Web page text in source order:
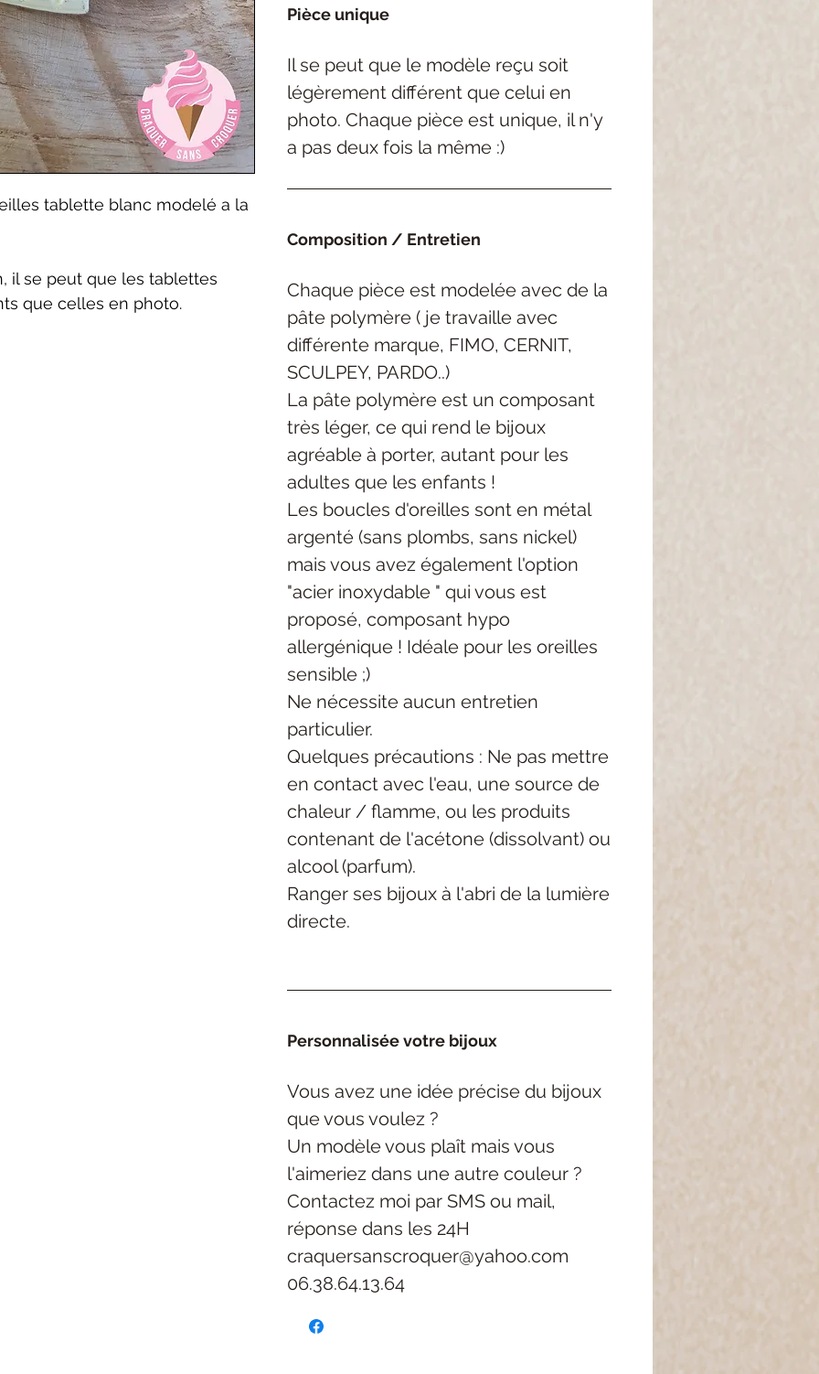
tablette blanc modelé a la
il se peut que les tablettes
que celles en photo.
Pièce unique
Il se peut que le modèle reçu soit
légèrement différent que celui en
photo. Chaque pièce est unique, il n'y
a pas deux fois la même :)
Composition / Entretien
Chaque pièce est modelée avec de la
pâte polymère ( je travaille avec
différente marque, FIMO, CERNIT,
SCULPEY, PARDO..)
La pâte polymère est un composant
très léger, ce qui rend le bijoux
agréable à porter, autant pour les
adultes que les enfants !
Les boucles d'oreilles sont en métal
argenté (sans plombs, sans nickel)
mais vous avez également l'option
"acier inoxydable " qui vous est
proposé, composant hypo
allergénique ! Idéale pour les oreilles
sensible ;)
Ne nécessite aucun entretien
particulier.
Quelques précautions : Ne pas mettre
en contact avec l'eau, une source de
chaleur / flamme, ou les produits
contenant de l'acétone (dissolvant) ou
alcool (parfum).
Ranger ses bijoux à l'abri de la lumière
directe.
Personnalisée votre bijoux
Vous avez une idée précise du bijoux
que vous voulez ?
Un modèle vous plaît mais vous
l'aimeriez dans une autre couleur ?
Contactez moi par SMS ou mail,
réponse dans les 24H
craquersanscroquer@yahoo.com
06.38.64.13.64